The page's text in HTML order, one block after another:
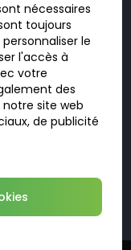
et n’est pas une
de médicaments ou
médicaments et prix
respect des lois en
à vos risques et sous
site de votre propre
nécessaires
toujours
le
l'accès à
votre
des
site web
de publicité